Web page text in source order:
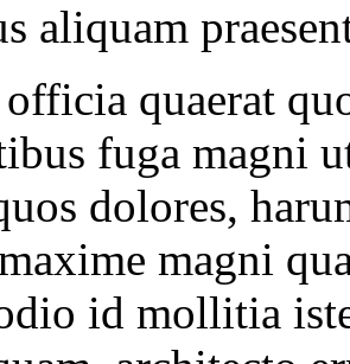
aliquam
quaerat
fuga magni
dolores,
magni
id mollitia